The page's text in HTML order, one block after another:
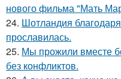
нового фильма "Мать
24. Шотландия
прославилась.
25. Мы прожили вместе
без конфликтов.